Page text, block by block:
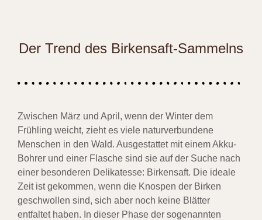
Der Trend des Birkensaft-Sammelns
Zwischen März und April, wenn der Winter dem
Frühling weicht, zieht es viele naturverbundene
Menschen in den Wald. Ausgestattet mit einem Akku-
Bohrer und einer Flasche sind sie auf der Suche nach
einer besonderen Delikatesse: Birkensaft. Die ideale
Zeit ist gekommen, wenn die Knospen der Birken
geschwollen sind, sich aber noch keine Blätter
entfaltet haben. In dieser Phase der sogenannten